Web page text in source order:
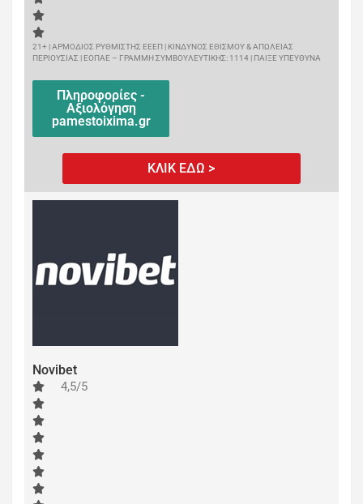
21+ | ΑΡΜΟΔΙΟΣ ΡΥΘΜΙΣΤΗΣ ΕΕΕΠ | ΚΙΝΔΥΝΟΣ ΕΘΙΣΜΟΥ & ΑΠΩΛΕΙΑΣ
ΠΕΡΙΟΥΣΙΑΣ | ΕΟΠΑΕ – ΓΡΑΜΜΗ ΣΥΜΒΟΥΛΕΥΤΙΚΗΣ: 1114 | ΠΑΙΞΕ ΥΠΕΥΘΥΝΑ
Πληροφορίες -
Αξιολόγηση
pamestoixima.gr
ΚΛΙΚ ΕΔΩ >
Novibet
4,5/5